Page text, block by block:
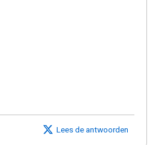
Lees de antwoorden